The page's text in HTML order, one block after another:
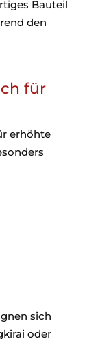
Bauteil
den
für
erhöhte
sich
oder